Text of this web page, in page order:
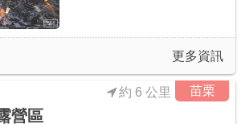
更多資訊
苗栗
營區
約 6 公里